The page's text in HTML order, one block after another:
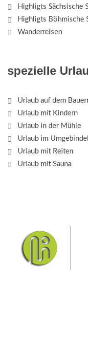
Highligts Sächsische
Highligts Böhmische
Wanderreisen
spezielle
Urlaub auf dem
Urlaub mit Kindern
Urlaub in der Mühle
Urlaub im
Urlaub mit Reiten
Urlaub mit Sauna